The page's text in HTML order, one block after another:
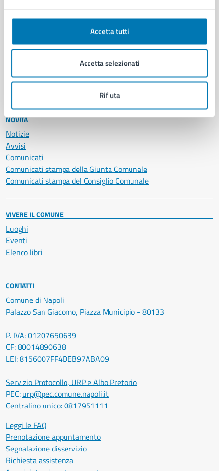
Accetta tutti
Accetta selezionati
Rifiuta
Documenti e certificati
Imprese e commercio
Salute, benessere e assistenza
Servizi Cimiteriali
Vita lavorativa
NOVITÀ
Notizie
Avvisi
Comunicati
Comunicati stampa della Giunta Comunale
Comunicati stampa del Consiglio Comunale
VIVERE IL COMUNE
Luoghi
Eventi
Elenco libri
CONTATTI
Comune di Napoli
Palazzo San Giacomo, Piazza Municipio - 80133
P. IVA: 01207650639
CF: 80014890638
LEI: 8156007FF4DEB97ABA09
Servizio Protocollo, URP e Albo Pretorio
PEC: urp@pec.comune.napoli.it
Centralino unico:0817951111
Leggi le FAQ
Prenotazione appuntamento
Segnalazione disservizio
Richiesta assistenza